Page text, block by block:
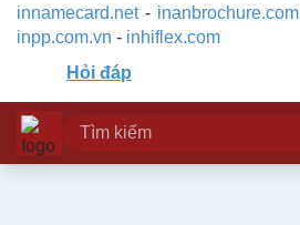
innamecard.net- inanbrochure.com
inpp.com.vn - inhiflex.com
Hỏi đáp